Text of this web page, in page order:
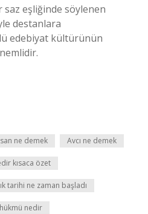
saz eşliğinde söylenen
destanlara
edebiyat kültürünün
ne demek Avcı ne demek
kısaca özet
tarihi ne zaman başladı
nedir